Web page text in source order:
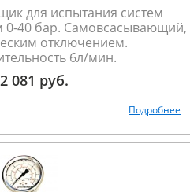
для испытания систем
0-40 бар. Самовсасывающий,
отключением.
6л/мин.
081 руб.
Подробнее